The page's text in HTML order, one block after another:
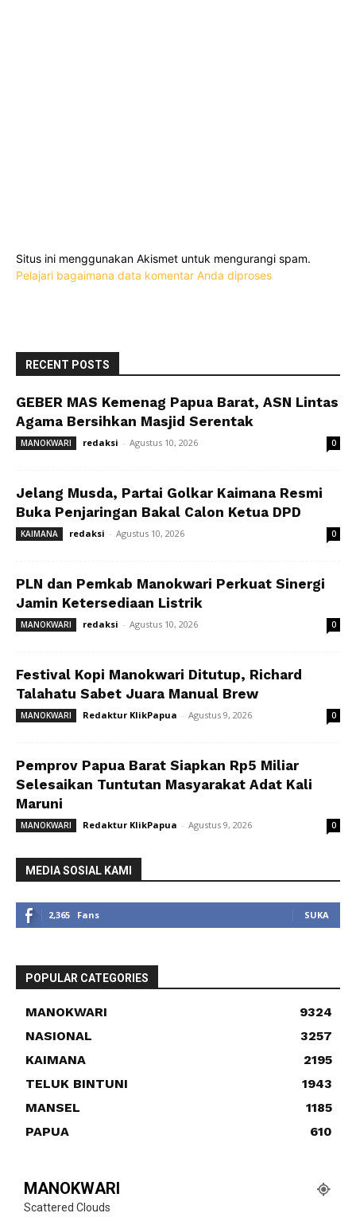
Situs ini menggunakan Akismet untuk mengurangi spam.
Pelajari bagaimana data komentar Anda diproses
RECENT POSTS
GEBER MAS Kemenag Papua Barat, ASN Lintas
Agama Bersihkan Masjid Serentak
MANOKWARI redaksi - Agustus 10, 2026 0
Jelang Musda, Partai Golkar Kaimana Resmi
Buka Penjaringan Bakal Calon Ketua DPD
KAIMANA redaksi - Agustus 10, 2026 0
PLN dan Pemkab Manokwari Perkuat Sinergi
Jamin Ketersediaan Listrik
MANOKWARI redaksi - Agustus 10, 2026 0
Festival Kopi Manokwari Ditutup, Richard
Talahatu Sabet Juara Manual Brew
MANOKWARI Redaktur KlikPapua - Agustus 9, 2026 0
Pemprov Papua Barat Siapkan Rp5 Miliar
Selesaikan Tuntutan Masyarakat Adat Kali
Maruni
MANOKWARI Redaktur KlikPapua - Agustus 9, 2026 0
MEDIA SOSIAL KAMI
2,365 Fans SUKA
POPULAR CATEGORIES
MANOKWARI
9324
NASIONAL
3257
KAIMANA
2195
TELUK BINTUNI
1943
MANSEL
1185
PAPUA
610
MANOKWARI
Scattered Clouds